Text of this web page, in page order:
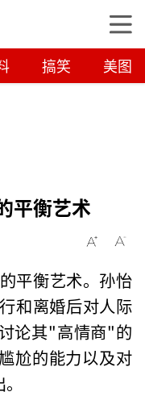
搞笑 美图
平衡艺术
平衡艺术。孙怡
和离婚后对人际
论其"高情商"的
尬的能力以及对